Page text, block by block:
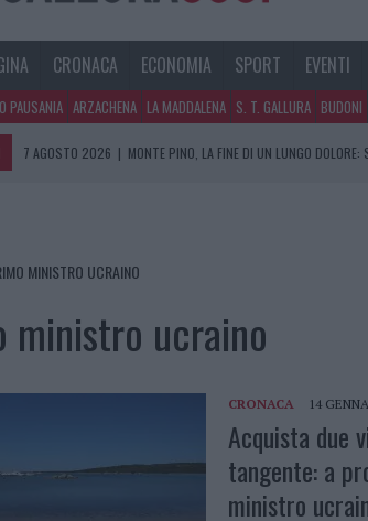
CRONACA ECONOMIA SPORT EVENTI
PAUSANIA ARZACHENA LA MADDALENA S. T. GALLURA BUDONI
7 AGOSTO 2026 | MONTE PINO, LA FINE DI UN LUNGO
2026 | MONTE PINO, VIA I CANCELLI DEL CANTIERE: LA GALLURA
2026 | PAUSA CAFFÈ IMPECCABILE: COME SCEGLIERE LA SOLUZIONE
MINISTRO UCRAINO
ministro ucraino
CRONACA 14
Acquista due
tangente: a
ministro